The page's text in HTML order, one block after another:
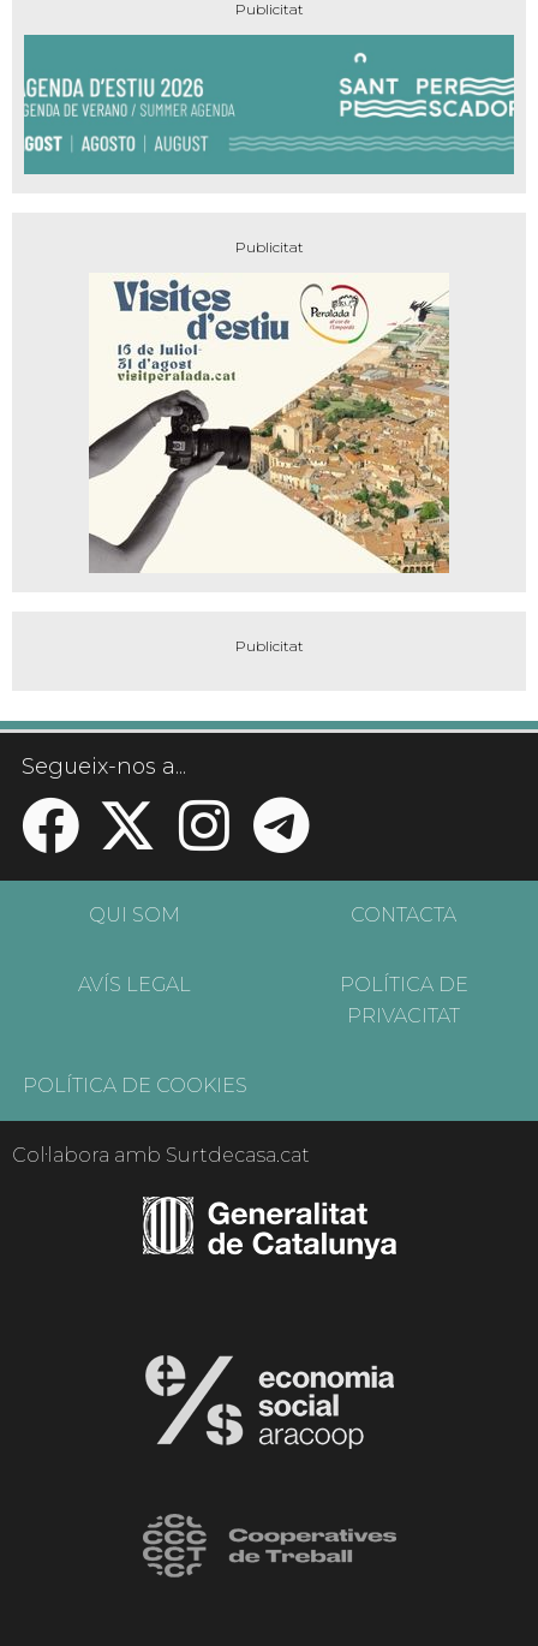
Segueix-nos a...
QUI SOM CONTACTA
AVÍS LEGAL
POLÍTICA DE
PRIVACITAT
POLÍTICA DE COOKIES
Col·labora amb Surtdecasa.cat